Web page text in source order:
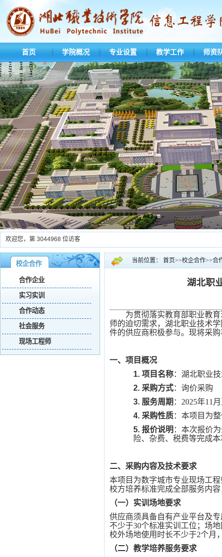
首页 学院概况 专业设置 教学工作 师资
欢迎您，第 3044968 位访客
校企合作
合作企业
实习实训
合作动态
社会服务
现场工程师
当前位置： 首页>>校企合作>>合
湖北职
为贯彻落实教育部职业教
师的迫切需求，湖北职业技术
件的供应商积极参与。现将采
一、项目概况
1. 项目名称：湖北职业
2. 采购方式：询价采购
3. 服务周期 ： 2025年11
4. 采购性质：本项目为
5. 报价说明 ：本次报价
险、杂费、税费等完成
二、采购内容及技术要求
本项目为数字城市专业现场工
校方培养标准完成全部服务内
（一）实训场地要求
供应商须具备自有产业平台及
不少于30个标准实训工位；场
校外场地使用时长不少于2个月
（二）教学培养服务要求